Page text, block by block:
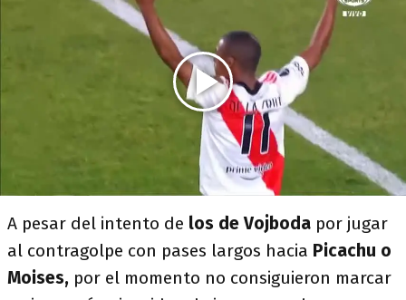
A pesar del intento de los de Vojboda por jugar
al contragolpe con pases largos hacia Picachu o
Moises, por el momento no consiguieron marcar